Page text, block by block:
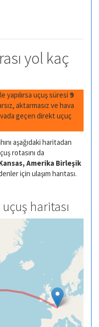
yol kaç
yapılırsa uçuş süresi 9
aktarmasız ve hava
geçen direkt uçuç
aşağıdaki haritadan
rotasını da
Amerika Birleşik
için ulaşım harıtası.
haritası